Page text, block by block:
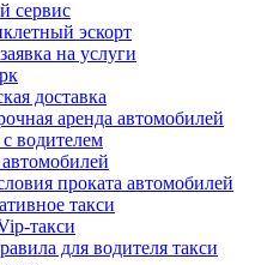
сервис
эскорт
на услуги
доставка
аренда автомобилей
водителем
проката автомобилей
такси
такси
для водителя такси